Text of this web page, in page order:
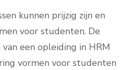
kunnen prijzig zijn en
voor studenten. De
een opleiding in HRM
vormen voor studenten